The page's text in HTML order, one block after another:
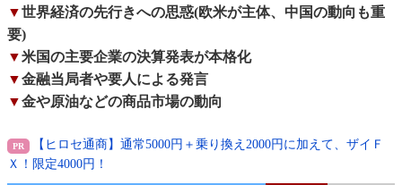
▼世界経済の先行きへの思惑(欧米が主体、中国の動向も重
要)
▼米国の主要企業の決算発表が本格化
▼金融当局者や要人による発言
▼金や原油などの商品市場の動向
【ヒロセ通商】通常5000円＋乗り換え2000円に加えて、ザイＦ
Ｘ！限定4000円！